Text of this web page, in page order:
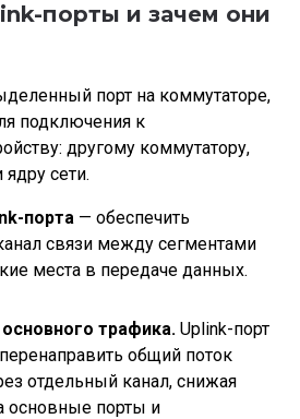
порты и зачем они
порт на коммутаторе,
подключения к
другому коммутатору,
сети.
порта — обеспечить
связи между сегментами
места в передаче данных.
основного трафика. Uplink-порт
общий поток
отдельный канал, снижая
основные порты и